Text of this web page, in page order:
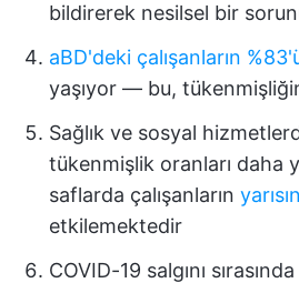
bildirerek nesilsel bir
aBD'deki çalışanların
yaşıyor — bu,
Sağlık ve sosyal
tükenmişlik oranları daha
saflarda çalışanların
etkilemektedir
COVID-19 salgını